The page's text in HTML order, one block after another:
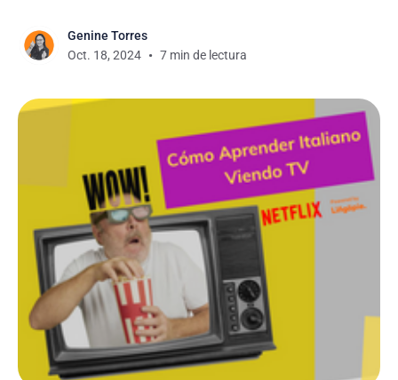
miedo coreanas. ¿Por qué? Porque, seamos
honestos, nada supera a las historias de terror
Genine Torres
Oct. 18, 2024
7 min de lectura